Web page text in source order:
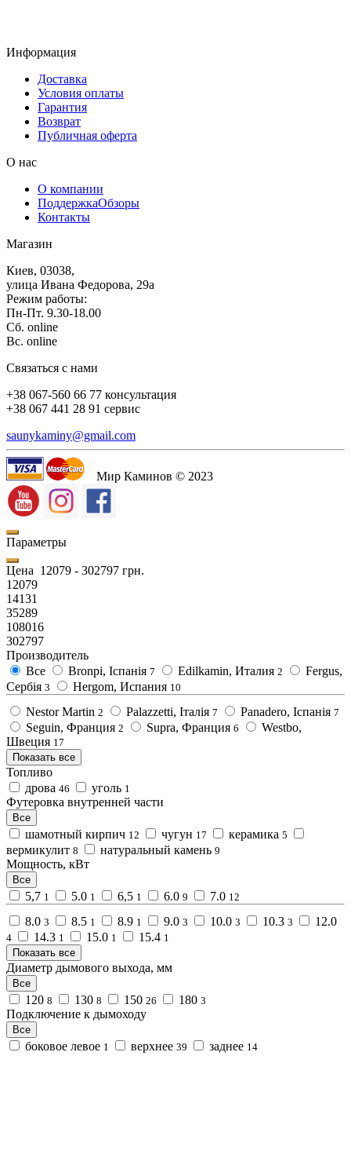
Информация
Доставка
Условия оплаты
Гарантия
Возврат
Публичная оферта
О нас
О компании
ПоддержкаОбзоры
Контакты
Магазин
Киев, 03038,
улица Ивана Федорова, 29а
Режим работы:
Пн-Пт. 9.30-18.00
Сб. online
Вс. online
Связаться с нами
+38 067-560 66 77 консультация
+38 067 441 28 91 сервис
saunykaminy@gmail.com
Мир Каминов © 2023
Параметры
Цена 12079 - 302797 грн.
12079
14131
35289
108016
302797
Производитель
Все
Bronpi, Іспанія 7 Edilkamin, Италия 2
Fergus,
Сербія 3 Hergom, Испания 10
Nestor Martin 2 Palazzetti, Італія 7 Panadero, Іспанія 7
Seguin, Франция 2 Supra, Франция 6
Westbo,
Швеция 17
Показать все
Топливо
дрова 46 уголь 1
Футеровка внутренней части
Все
шамотный кирпич 12 чугун 17 керамика 5
вермикулит 8 натуральный камень 9
Мощность, кВт
Все
5,7 1 5.0 1 6,5 1 6.0 9 7.0 12
8.0 3 8.5 1 8.9 1 9.0 3 10.0 3 10.3 3 12.0
4 14.3 1 15.0 1 15.4 1
Показать все
Диаметр дымового выхода, мм
Все
120 8 130 8 150 26 180 3
Подключение к дымоходу
Все
боковое левое 1 верхнее 39 заднее 14